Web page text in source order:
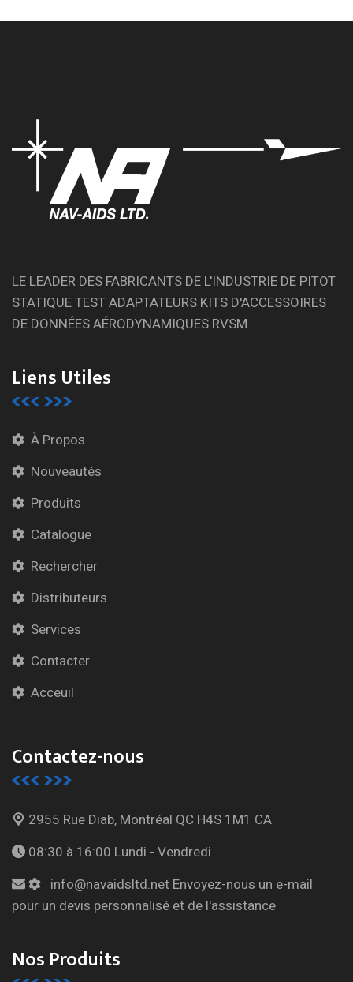
LE LEADER DES FABRICANTS DE L'INDUSTRIE DE PITOT
STATIQUE TEST ADAPTATEURS KITS D'ACCESSOIRES
DE DONNÉES AÉRODYNAMIQUES RVSM
Liens Utiles
À Propos
Nouveautés
Produits
Catalogue
Rechercher
Distributeurs
Services
Contacter
Acceuil
Contactez-nous
2955 Rue Diab, Montréal QC H4S 1M1 CA
08:30 à 16:00 Lundi - Vendredi
info@navaidsltd.net Envoyez-nous un e-mail
pour un devis personnalisé et de l'assistance
Nos Produits